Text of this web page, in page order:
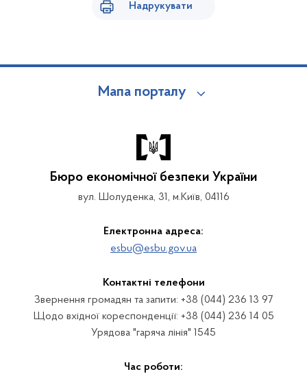
Надрукувати
Мапа порталу
Бюро економічної безпеки України
вул. Шолуденка, 31, м.Київ, 04116
Електронна адреса:
esbu@esbu.gov.ua
Контактні телефони
Звернення громадян та запити: +38 (044) 236 13 97
Щодо вхідної кореспонденції: +38 (044) 236 14 05
Урядова "гаряча лінія" 1545
Час роботи: